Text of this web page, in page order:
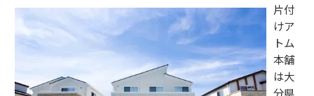
片付
けア
トム
本舗
は大
分県